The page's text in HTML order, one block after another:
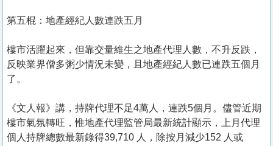
第五棍：地產經紀人數連跌五月
樓市活躍起來，但靠交量維生之地產代理人數，不升反跌，
反映業界僧多粥少情況未變，且地產經紀人數已連跌五個月
了。
《文人報》講，持牌代理不足4萬人，連跌5個月。儘管近期
樓市氣氛轉旺，惟地產代理監管局最新統計顯示，上月代理
個人持牌總數最新錄得39,710 人，除按月減少152 人或